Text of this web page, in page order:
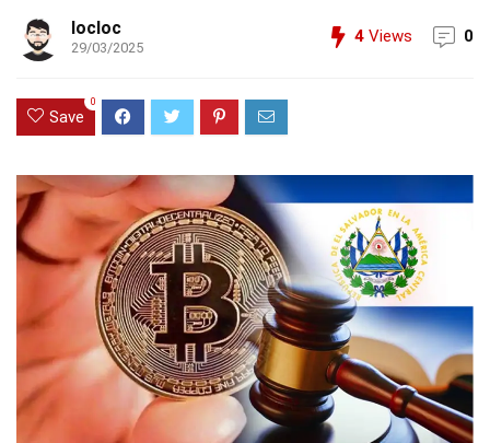
locloc
29/03/2025
4 Views 0
Save
0